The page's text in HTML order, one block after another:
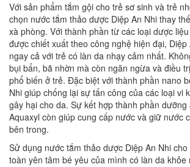
Với sản phẩm tắm gội cho trẻ sơ sinh và trẻ
chọn nước tắm thảo dược Diệp An Nhi thay
xà phòng. Với thành phần từ các loại dược
được chiết xuất theo công nghệ hiện đại, Diệp
ngay cả với trẻ có làn da nhạy cảm nhất.
bụi bẩn, bã nhờn mà còn ngăn ngừa và điều
phổ biến ở trẻ. Đặc biệt với thành phần nano
Nhi giúp chống lại sự tấn công của các loại vi
gây hại cho da. Sự kết hợp thành phần dưỡng
Aquaxyl còn giúp cung cấp nước và giữ nước
bên trong.
Sử dụng nước tắm thảo dược Diệp An Nhi
toàn yên tâm bé yêu của mình có làn da khỏe